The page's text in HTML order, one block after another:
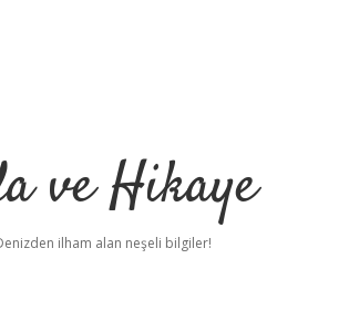
ve Hikaye
ilham alan neşeli bilgiler!